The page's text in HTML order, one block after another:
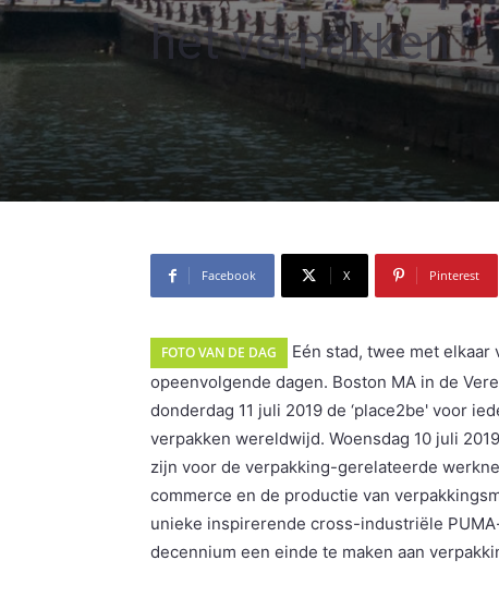
het verpakken
Facebook X Pinterest
FOTO VAN DE DAG
Eén stad, twee met
opeenvolgende dagen. Boston MA in de
donderdag 11 juli 2019 de ‘place2be' voor
verpakken wereldwijd. Woensdag 10 juli
zijn voor de verpakking-gerelateerde
commerce en de productie van
unieke inspirerende cross-industriële
decennium een einde te maken aan